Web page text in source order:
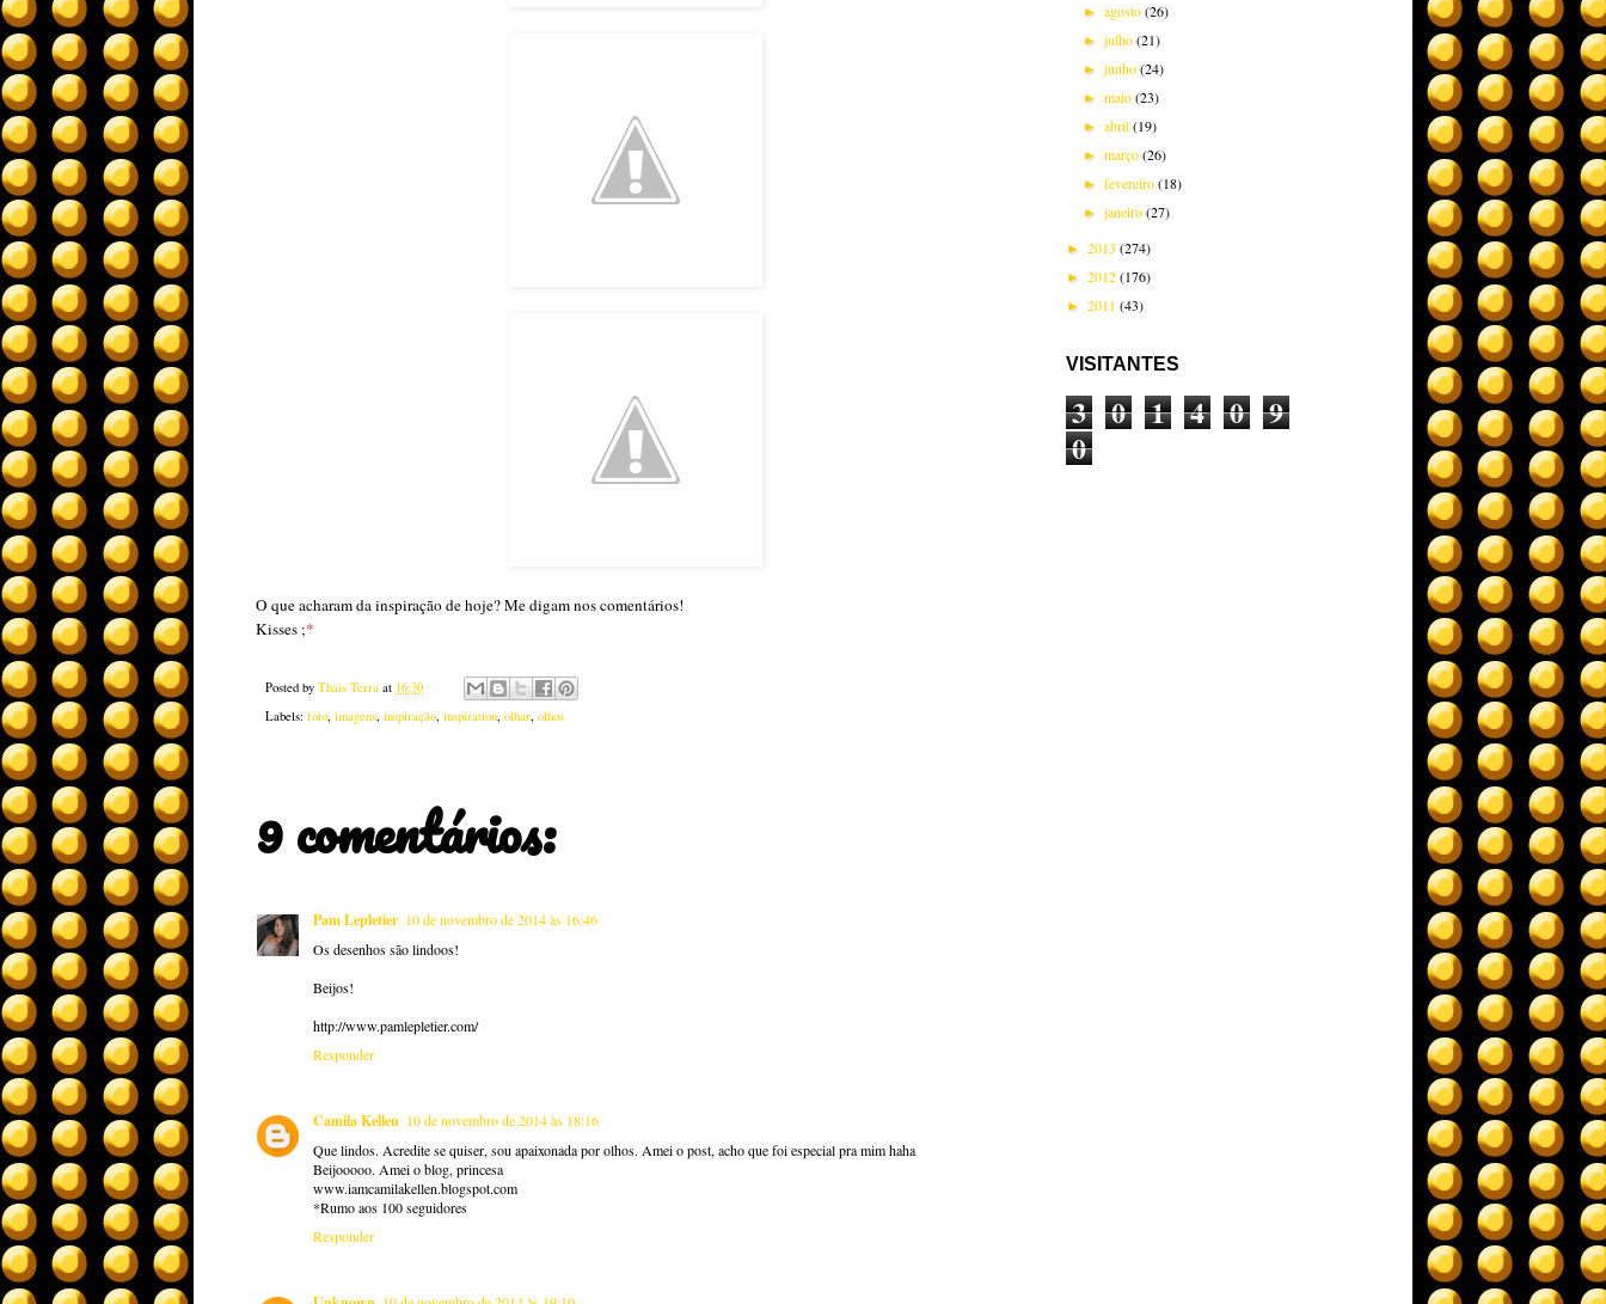
O que acharam da inspiração de hoje? Me digam nos comentários!
Kisses ;*
Posted by Thais Terra at 16:30
Labels: foto, imagens, inspiração, inspiration, olhar, olhos
9 comentários:
Pam Lepletier 10 de novembro de 2014 às 16:46
Os desenhos são lindoos!
Beijos!
http://www.pamlepletier.com/
Responder
Camila Kellen 10 de novembro de 2014 às 18:16
Que lindos. Acredite se quiser, sou apaixonada por olhos. Amei o post, acho que foi especial pra mim haha
Beijooooo. Amei o blog, princesa
www.iamcamilakellen.blogspot.com
*Rumo aos 100 seguidores
Responder
►agosto(26)
►julho(21)
►junho(24)
►maio(23)
►abril(19)
►março(26)
►fevereiro(18)
►janeiro(27)
► 2013 (274)
► 2012(176)
► 2011 (43)
VISITANTES
3 0 1 4 0 9
0